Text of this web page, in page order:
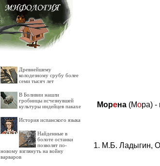
Древнейшему
колодезному срубу более
семи тысяч лет
В Боливии нашли
гробницы исчезнувшей
культуры индейцев пакахе
История испанского языка
Найденные в
болоте останки
позволят по-
новому взглянуть на войну
варваров
Морена (Мора) -
М.Б. Ладыгин,